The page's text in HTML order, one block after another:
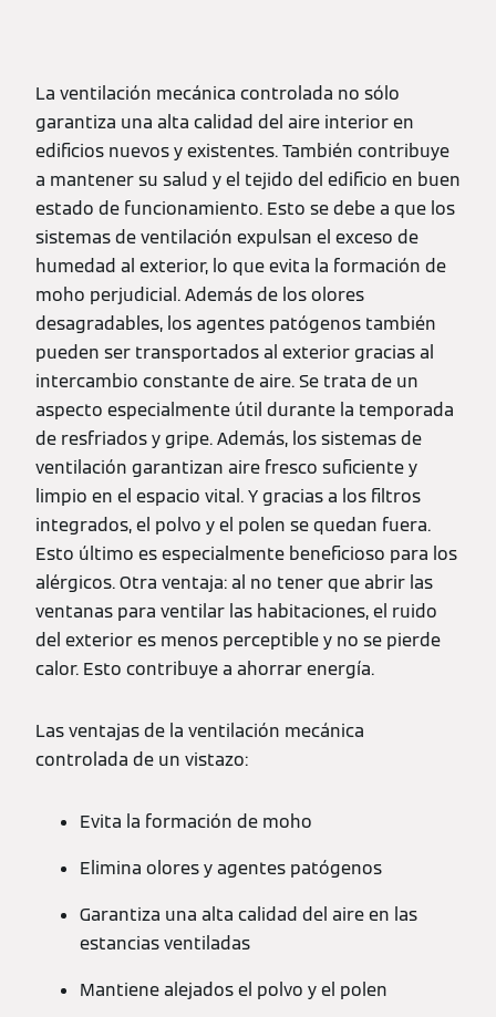
La ventilación mecánica controlada no sólo
garantiza una alta calidad del aire interior en
edificios nuevos y existentes. También contribuye
a mantener su salud y el tejido del edificio en buen
estado de funcionamiento. Esto se debe a que los
sistemas de ventilación expulsan el exceso de
humedad al exterior, lo que evita la formación de
moho perjudicial. Además de los olores
desagradables, los agentes patógenos también
pueden ser transportados al exterior gracias al
intercambio constante de aire. Se trata de un
aspecto especialmente útil durante la temporada
de resfriados y gripe. Además, los sistemas de
ventilación garantizan aire fresco suficiente y
limpio en el espacio vital. Y gracias a los filtros
integrados, el polvo y el polen se quedan fuera.
Esto último es especialmente beneficioso para los
alérgicos. Otra ventaja: al no tener que abrir las
ventanas para ventilar las habitaciones, el ruido
del exterior es menos perceptible y no se pierde
calor. Esto contribuye a ahorrar energía.
Las ventajas de la ventilación mecánica
controlada de un vistazo:
Evita la formación de moho
Elimina olores y agentes patógenos
Garantiza una alta calidad del aire en las
estancias ventiladas
Mantiene alejados el polvo y el polen